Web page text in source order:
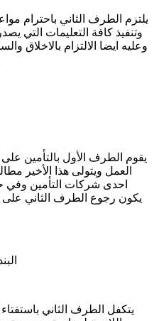
يلتزم الطرف الثاني باحترام
وتنفيذ كافة التعليمات التي
وعليه ايضا الالتزام بالاخلاق
يقوم الطرف الأول بالتأمين
العمل ويتولى هذا الأخير
احدى شركات التأمين وفي
يكون رجوع الطرف الثاني
يتكفل الطرف الثاني